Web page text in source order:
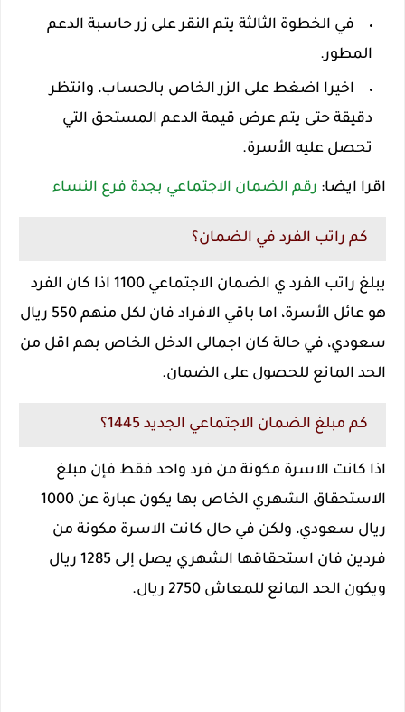
في الخطوة الثالثة يتم النقر على زر حاسبة الدعم
المطور.
اخيرا اضغط على الزر الخاص بالحساب، وانتظر
دقيقة حتى يتم عرض قيمة الدعم المستحق التي
تحصل عليه الأسرة.
اقرا ايضا: رقم الضمان الاجتماعي بجدة فرع النساء
كم راتب الفرد في الضمان؟
يبلغ راتب الفرد ي الضمان الاجتماعي 1100 اذا كان الفرد
هو عائل الأسرة، اما باقي الافراد فان لكل منهم 550 رﻳﺎل
سعودي، في حالة كان اجمالى الدخل الخاص بهم اقل من
الحد المانع للحصول على الضمان.
كم مبلغ الضمان الاجتماعي الجديد 1445؟
اذا كانت الاسرة مكونة من فرد واحد فقط فإن مبلغ
الاستحقاق الشهري الخاص بها يكون عبارة عن 1000
ريال سعودي، ولكن في حال كانت الاسرة مكونة من
فردين فان استحقاقها الشهري يصل إلى 1285 ريال
ويكون الحد المانع للمعاش 2750 ريال.